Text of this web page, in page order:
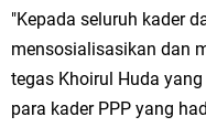
Selamat Tahun Baru Islam
Husnul Aqib, M.M. untuk Negeri
"Kepada seluruh kader
mensosialisasikan dan
tegas Khoirul Huda
para kader PPP yang